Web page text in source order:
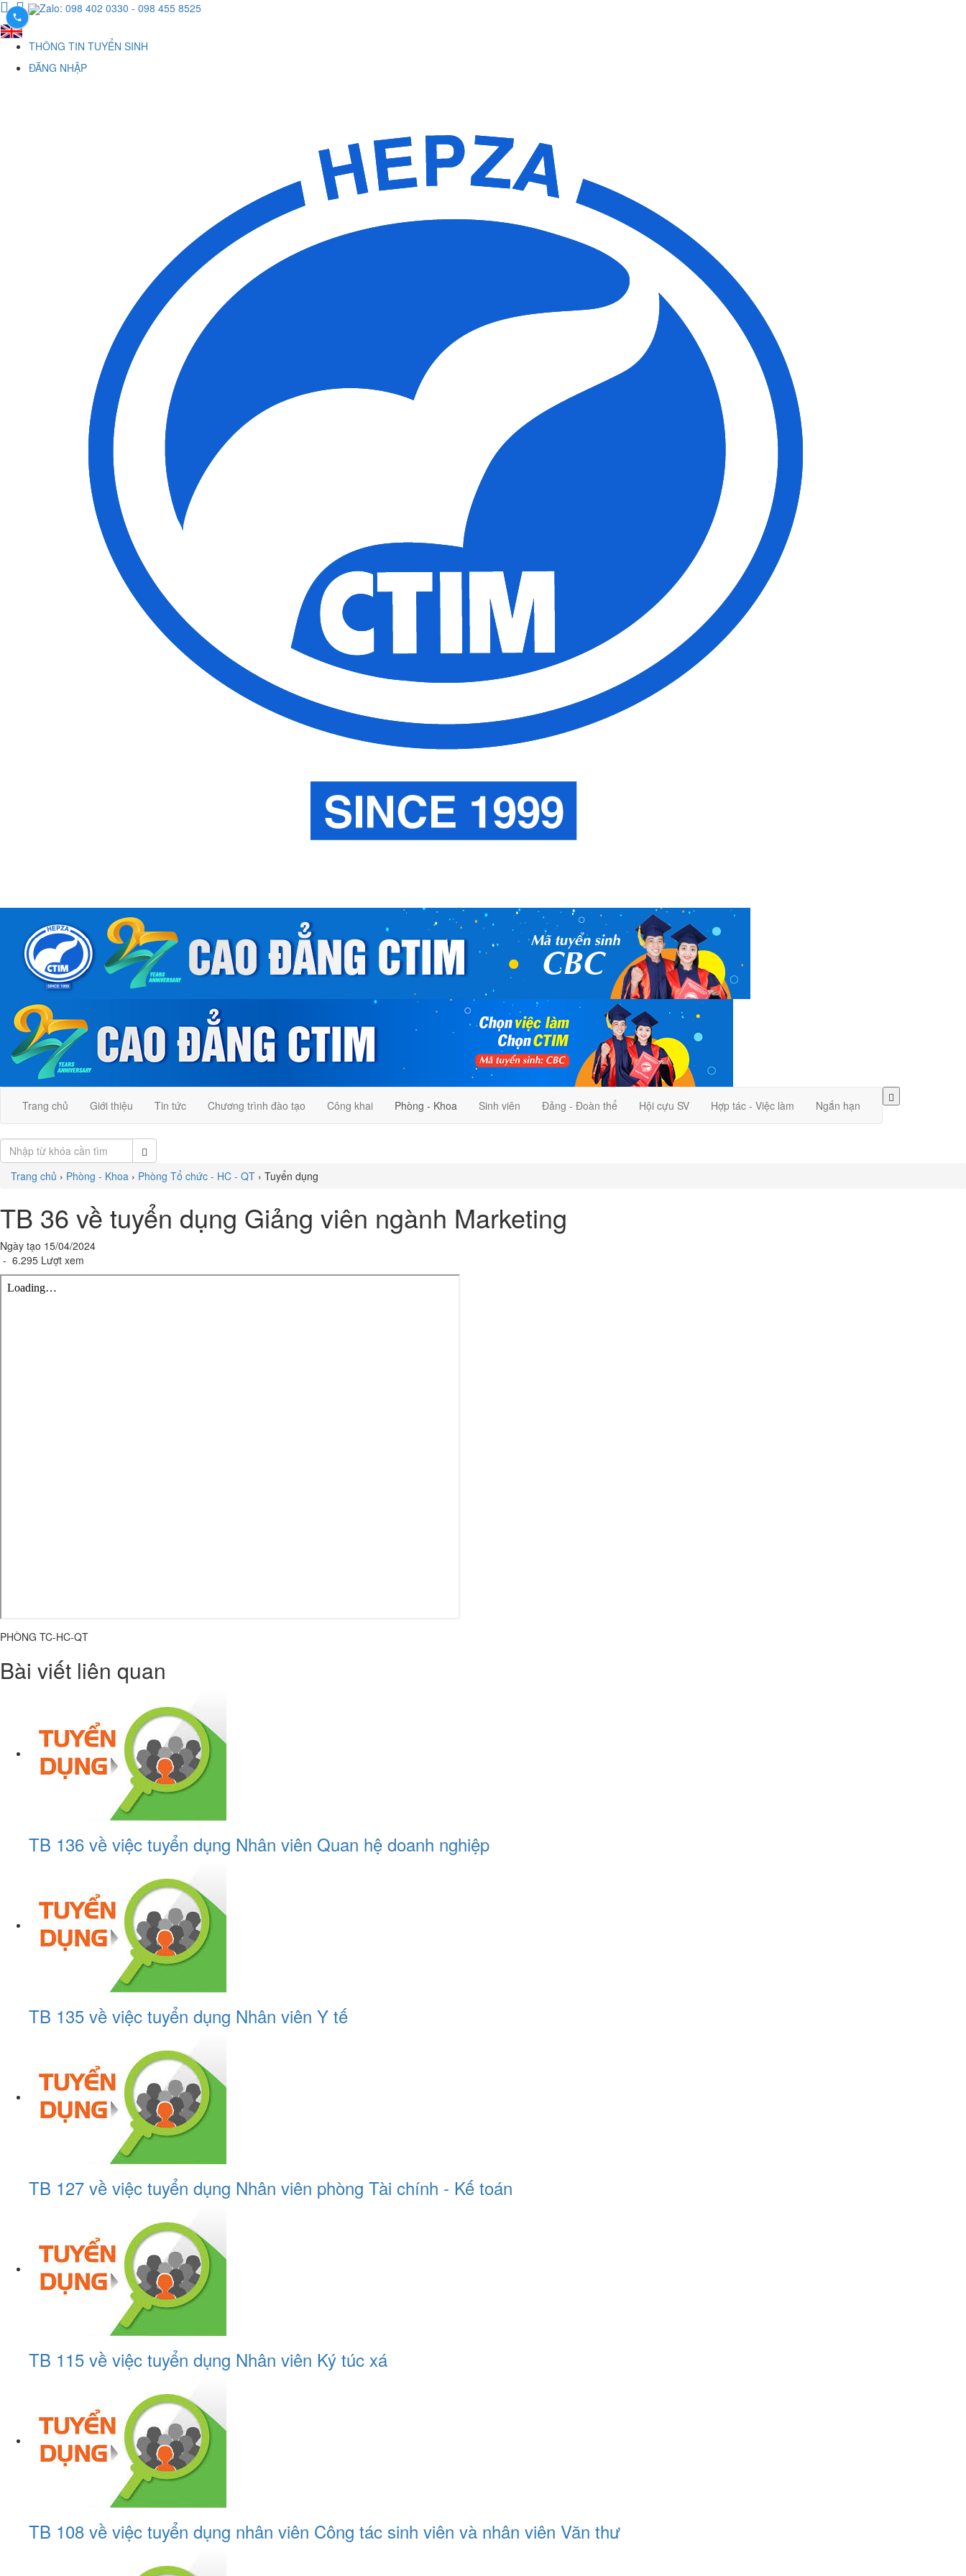
Zalo: 098 402 0330 - 098 455 8525
THÔNG TIN TUYỂN SINH
ĐĂNG NHẬP
Trang chủ Giới thiệu Tin tức Chương trình đào tạo Công khai Phòng - Khoa Sinh viên Đảng - Đoàn thể Hội cựu SV Hợp tác - Việc làm Ngắn hạn
Trang chủ › Phòng - Khoa › Phòng Tổ chức - HC - QT › Tuyển dụng
TB 36 về tuyển dụng Giảng viên ngành Marketing
Ngày tạo 15/04/2024
- 6.295 Lượt xem
PHÒNG TC-HC-QT
Bài viết liên quan
TB 136 về việc tuyển dụng Nhân viên Quan hệ doanh nghiệp
TB 135 về việc tuyển dụng Nhân viên Y tế
TB 127 về việc tuyển dụng Nhân viên phòng Tài chính - Kế toán
TB 115 về việc tuyển dụng Nhân viên Ký túc xá
TB 108 về việc tuyển dụng nhân viên Công tác sinh viên và nhân viên Văn thư